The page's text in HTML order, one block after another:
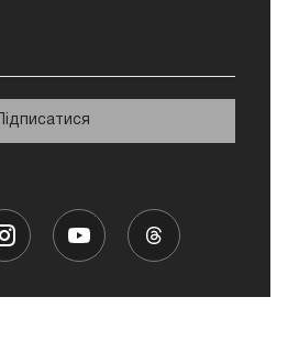
Підписатися